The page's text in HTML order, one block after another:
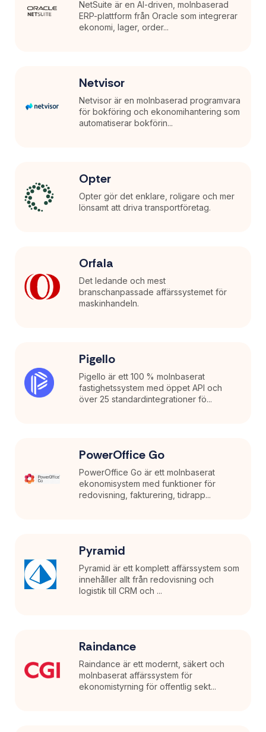
NetSuite är en AI-driven, molnbaserad
ERP-plattform från Oracle som integrerar
ekonomi, lager, order...
Netvisor
Netvisor är en molnbaserad programvara
för bokföring och ekonomihantering som
automatiserar bokförin...
Opter
Opter gör det enklare, roligare och mer
lönsamt att driva transportföretag.
Orfala
Det ledande och mest
branschanpassade affärssystemet för
maskinhandeln.
Pigello
Pigello är ett 100 % molnbaserat
fastighetssystem med öppet API och
över 25 standardintegrationer fö...
PowerOffice Go
PowerOffice Go är ett molnbaserat
ekonomisystem med funktioner för
redovisning, fakturering, tidrapp...
Pyramid
Pyramid är ett komplett affärssystem som
innehåller allt från redovisning och
logistik till CRM och ...
Raindance
Raindance är ett modernt, säkert och
molnbaserat affärssystem för
ekonomistyrning för offentlig sekt...